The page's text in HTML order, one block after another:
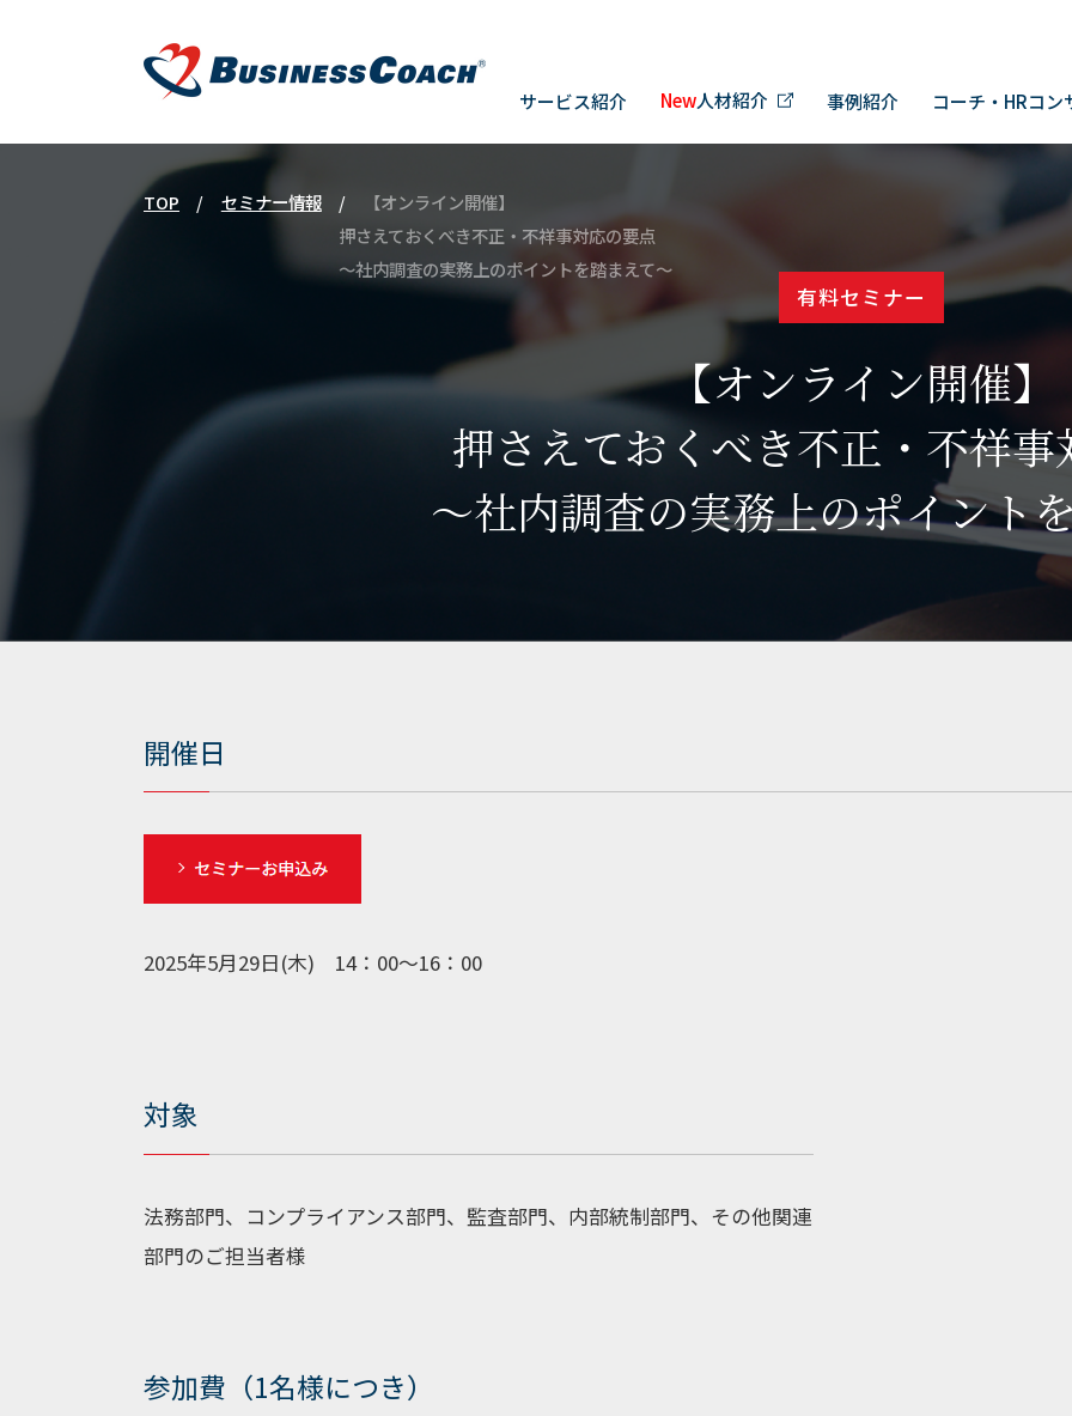
サービス紹介 New人材紹介 事例紹介 コーチ・HRコ
TOP セミナー情報
【オンライン開催】
押さえておくべき不正・不祥事対応の要点
～社内調査の実務上のポイントを踏まえて～
有料セミナー
【オンライン開催】
押さえておくべき不正・不祥事
～社内調査の実務上のポイント
開催日
2025年5月29日(木) 14：00～16：00
対象
法務部門、コンプライアンス部門、監査部門、内部統制部門、その他関連
部門のご担当者様
参加費（1名様につき）